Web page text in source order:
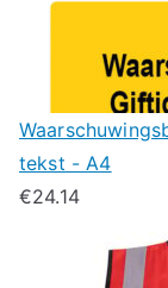
tekst - A4
€24.14